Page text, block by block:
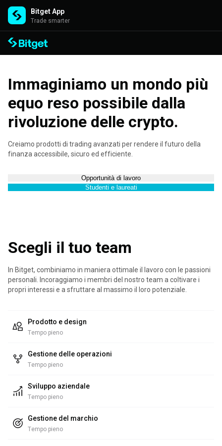
Bitget App
Trade smarter
Immaginiamo un mondo più
equo reso possibile dalla
rivoluzione delle crypto.
Creiamo prodotti di trading avanzati per rendere il futuro della
finanza accessibile, sicuro ed efficiente.
Opportunità di lavoro
Studenti e laureati
Scegli il tuo team
In Bitget, combiniamo in maniera ottimale il lavoro con le passioni
personali. Incoraggiamo i membri del nostro team a coltivare i
propri interessi e a sfruttare al massimo il loro potenziale.
Prodotto e design
Tempo pieno
Gestione delle operazioni
Tempo pieno
Sviluppo aziendale
Tempo pieno
Gestione del marchio
Tempo pieno